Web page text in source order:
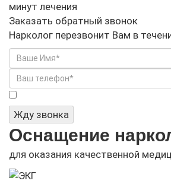
минут лечения
Заказать обратный звонок
Нарколог перезвонит Вам в
Жду звонка
Оснащение
для оказания качественной